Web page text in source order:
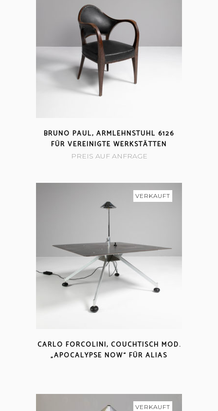
BRUNO PAUL, ARMLEHNSTUHL 6126
FÜR VEREINIGTE WERKSTÄTTEN
PREIS AUF ANFRAGE
VERKAUFT
CARLO FORCOLINI, COUCHTISCH MOD.
„APOCALYPSE NOW“ FÜR ALIAS
VERKAUFT